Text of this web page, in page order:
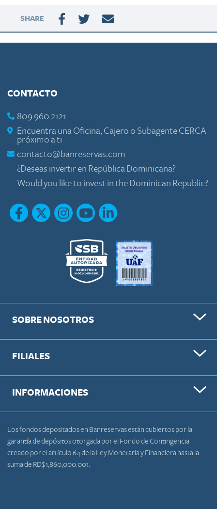
SHARE
CONTACTO
809 960 2121
Encuentra una Oficina, Cajero o Subagente CERCA
próximo a ti
contacto@banreservas.com
¿Deseas invertir en República Dominicana?
Would you like to invest in the Dominican Republic?
SOBRE NOSOTROS
FILIALES
INFORMACIONES
Los fondos depositados en Banreservas están cubiertos por la
garantía de depósitos otorgada por el Fondo de Contingencia
creado por el artículo 64 de la Ley Monetaria y Financiera hasta la
suma de RD$1,860,000.001.